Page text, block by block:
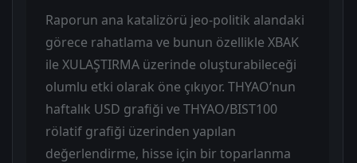
Raporun ana katalizörü jeo-politik alandaki
görece rahatlama ve bunun özellikle XBAK
ile XULAŞTIRMA üzerinde oluşturabileceği
olumlu etki olarak öne çıkıyor. THYAO’nun
haftalık USD grafiği ve THYAO/BIST100
rölatif grafiği üzerinden yapılan
değerlendirme, hisse için bir toparlanma